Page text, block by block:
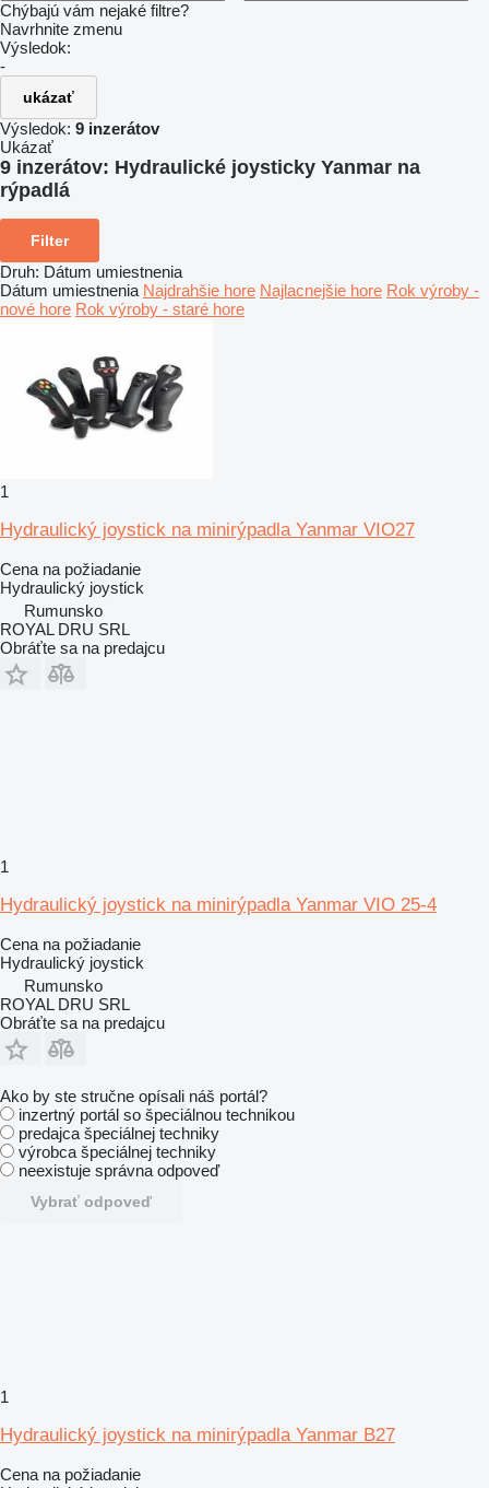
Chýbajú vám nejaké filtre?
Navrhnite zmenu
Výsledok:
-
ukázať
Výsledok: 9 inzerátov
Ukázať
9 inzerátov: Hydraulické joysticky Yanmar na
rýpadlá
Filter
Druh: Dátum umiestnenia
Dátum umiestnenia Najdrahšie hore Najlacnejšie hore Rok výroby -
nové hore Rok výroby - staré hore
1
Hydraulický joystick na minirýpadla Yanmar VIO27
Cena na požiadanie
Hydraulický joystick
Rumunsko
ROYAL DRU SRL
Obráťte sa na predajcu
1
Hydraulický joystick na minirýpadla Yanmar VIO 25-4
Cena na požiadanie
Hydraulický joystick
Rumunsko
ROYAL DRU SRL
Obráťte sa na predajcu
Ako by ste stručne opísali náš portál?
inzertný portál so špeciálnou technikou
predajca špeciálnej techniky
výrobca špeciálnej techniky
neexistuje správna odpoveď
Vybrať odpoveď
1
Hydraulický joystick na minirýpadla Yanmar B27
Cena na požiadanie